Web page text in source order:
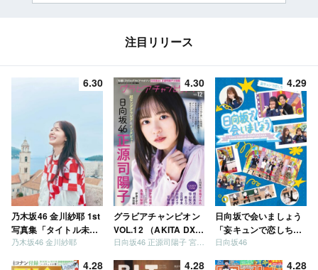
注目リリース
6.30
乃木坂46 金川紗耶 1st
写真集「タイトル未
定」
乃木坂46 金川紗耶
4.30
グラビアチャンピオン
VOL.12 （AKITA DXシ
リーズ）
日向坂46 正源司陽子 宮地すみれ
4.29
日向坂で会いましょう
「妄キュンで恋しちゃ
いましょう」「どっち
日向坂46
4.28 4.28 4.28